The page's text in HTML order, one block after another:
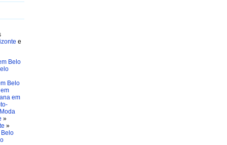
e
Belo
Belo
em
Moda
»
»
Belo